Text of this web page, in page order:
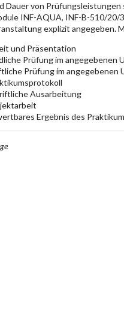
Dauer von Prüfungsleistungen
INF-AQUA, INF-B-510/
explizit angegeben.
und Präsentation
Prüfung im angegebenen
Prüfung im angegebenen
Ausarbeitung
Ergebnis des